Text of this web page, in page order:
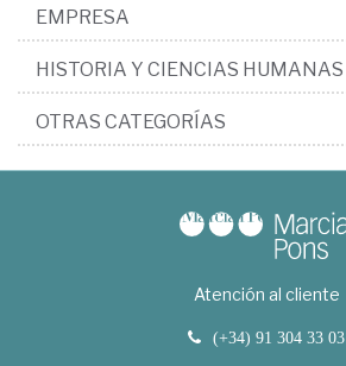
EMPRESA
HISTORIA Y CIENCIAS HUMANAS
OTRAS CATEGORÍAS
Atención al cliente
(+34) 91 304 33 03